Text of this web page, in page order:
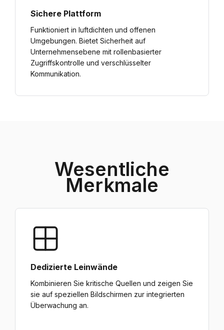
Sichere Plattform
Funktioniert in luftdichten und offenen
Umgebungen. Bietet Sicherheit auf
Unternehmensebene mit rollenbasierter
Zugriffskontrolle und verschlüsselter
Kommunikation.
Wesentliche
Merkmale
Dedizierte Leinwände
Kombinieren Sie kritische Quellen und zeigen Sie
sie auf speziellen Bildschirmen zur integrierten
Überwachung an.